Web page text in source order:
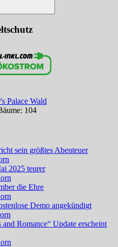
Palace Wald
104
sein größtes Abenteuer
2025 teurer
die Ehre
Demo angekündigt
Romance“ Update erscheint